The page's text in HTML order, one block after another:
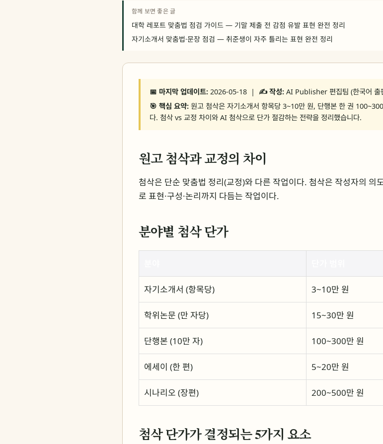
함께 보면 좋은 글
대학 레포트 맞춤법 점검 가이드 — 기말 제출 전 감점 유발 표현 완전 정리
자기소개서 맞춤법·문장 점검 — 취준생이 자주 틀리는 표현 완전 정리
📅 마지막 업데이트: 2026-05-18 | ✍️ 작성: AI Publisher 편집팀 (한국어 출
🎯 핵심 요약: 원고 첨삭은 자기소개서 항목당 3~10만 원, 단행본 한 권
다. 첨삭 vs 교정 차이와 AI 첨삭으로 단가 절감하는 전략을 정리했습니다.
원고 첨삭과 교정의 차이
첨삭은 단순 맞춤법 정리(교정)와 다른 작업이다. 첨삭은 작성자의 의
로 표현·구성·논리까지 다듬는 작업이다.
분야별 첨삭 단가
자기소개서 (항목당) 3~10만 원
학위논문 (만 자당) 15~30만 원
단행본 (10만 자) 100~300만 원
에세이 (한 편) 5~20만 원
시나리오 (장편) 200~500만 원
첨삭 단가가 결정되는 5가지 요소